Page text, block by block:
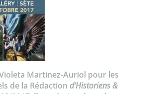
Martinez-Auriol pour les
de la Rédaction d’Historiens &